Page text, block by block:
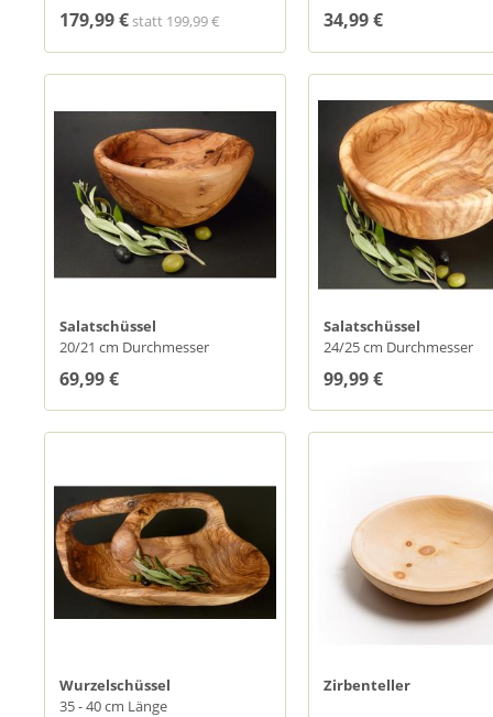
179,99 €statt 199,99 € 34,99 €
Salatschüssel
20/21 cm Durchmesser
69,99 €
Salatschüssel
24/25 cm Durchmesser
99,99 €
Wurzelschüssel
35 - 40 cm Länge
Zirbenteller